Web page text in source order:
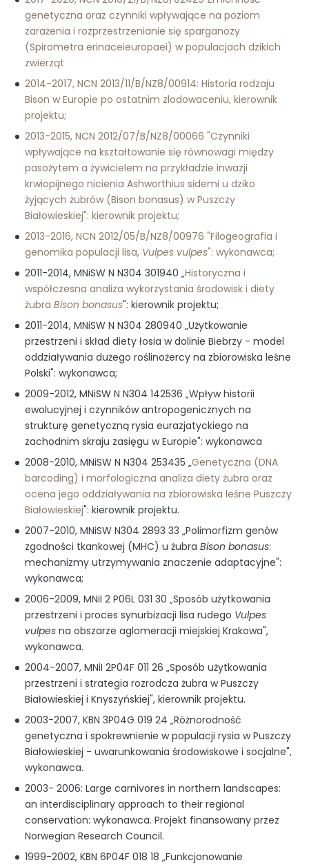
genetyczna oraz czynniki wpływające na poziom
zarażenia i rozprzestrzenianie się sparganozy
(Spirometra erinaceieuropaei) w populacjach dzikich
zwierząt
2014-2017, NCN 2013/11/B/NZ8/00914: Historia rodzaju
Bison w Europie po ostatnim zlodowaceniu, kierownik
projektu;
2013-2015, NCN 2012/07/B/NZ8/00066 "Czynniki
wpływające na kształtowanie się równowagi między
pasożytem a żywicielem na przykładzie inwazji
krwiopijnego nicienia Ashworthius sidemi u dziko
żyjących żubrów (Bison bonasus) w Puszczy
Białowieskiej": kierownik projektu;
2013-2016, NCN 2012/05/B/NZ8/00976 "Filogeografia i
genomika populacji lisa, Vulpes vulpes": wykonawca;
2011-2014, MNiSW N N304 301940 „Historyczna i
współczesna analiza wykorzystania środowisk i diety
żubraBison bonasus": kierownik projektu;
2011-2014, MNiSW N N304 280940 „Użytkowanie
przestrzeni i skład diety łosia w dolinie Biebrzy - model
oddziaływania dużego roślinożercy na zbiorowiska leśne
Polski": wykonawca;
2009-2012, MNiSW N N304 142536 „Wpływ historii
ewolucyjnej i czynników antropogenicznych na
strukturę genetyczną rysia eurazjatyckiego na
zachodnim skraju zasięgu w Europie": wykonawca
2008-2010, MNiSW N N304 253435 „Genetyczna (DNA
barcoding) i morfologiczna analiza diety żubra oraz
ocena jego oddziaływania na zbiorowiska leśne Puszczy
Białowieskiej": kierownik projektu.
2007-2010, MNiSW N304 2893 33 „Polimorfizm genów
zgodności tkankowej (MHC) u żubraBison bonasus:
mechanizmy utrzymywania znaczenie adaptacyjne":
wykonawca;
2006-2009, MNiI 2 P06L 031 30 „Sposób użytkowania
przestrzeni i proces synurbizacji lisa rudego Vulpes
vulpes na obszarze aglomeracji miejskiej Krakowa",
wykonawca.
2004-2007, MNiI 2P04F 011 26 „Sposób użytkowania
przestrzeni i strategia rozrodcza żubra w Puszczy
Białowieskiej i Knyszyńskiej", kierownik projektu.
2003-2007, KBN 3P04G 019 24 „Różnorodność
genetyczna i spokrewnienie w populacji rysia w Puszczy
Białowieskiej - uwarunkowania środowiskowe i socjalne",
wykonawca.
2003- 2006: Large carnivores in northern landscapes:
an interdisciplinary approach to their regional
conservation: wykonawca. Projekt finansowany przez
Norwegian Research Council.
1999-2002, KBN 6P04F 018 18 „Funkcjonowanie